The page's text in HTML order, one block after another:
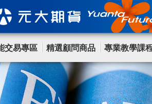
交易專區 精選顧問商品 專業教學課